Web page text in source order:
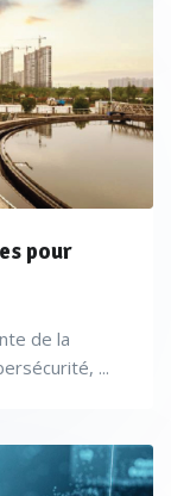
pour
de la
...